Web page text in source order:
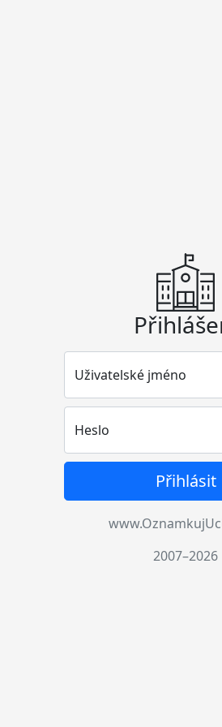
Uživatelské jméno
Heslo
Přihlásit
2007–2026